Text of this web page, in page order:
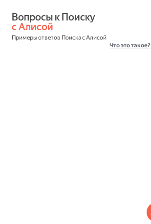
с Алисой
Примеры ответов Поиска с Алисой
Что это такое?